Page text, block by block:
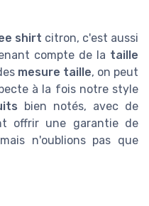
shirt citron, c'est aussi
compte de la taille
mesure taille, on peut
à la fois notre style
bien notés, avec de
offrir une garantie de
n'oublions pas que